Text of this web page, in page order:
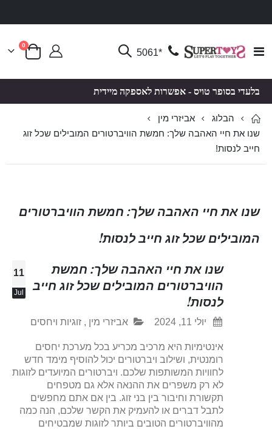
Toggle
*5061 סל קניות
0פריטים
בלעדי בסופר טויס - אפשרות לאספקה מיידית
הבלוג
אביזרי מין
שנו את חיי האהבה שלך: חמשת הוויברטורים המובילים שכל זוג
חייב לנסות!
שנו את חיי האהבה שלך: חמשת הוויברטורים
המובילים שכל זוג חייב לנסות!
11
Jul
שנו את חיי האהבה שלך: חמשת
הוויברטורים המובילים שכל זוג חייב
לנסות!
יולי 11, 2024 אביזרי מין ,זוגיות ויחסים
אינטימיות היא מרכיב מכריע בכל מערכת יחסים
רומנטית, ושילוב ויברטורים יכול להוסיף מימד חדש
לחוויות המשותפות שלכם. ויברטורים המיועדים לזוגות
לא רק משפרים את ההנאה אלא גם מטפחים
תקשורת וחיבור בין בני זוג. בין אם אתם מחפשים
לתבל דברים או להעמיק את הקשר שלכם, הנה כמה
מהוויברטורים הטובים ביותר לזוגות שמבטיחים